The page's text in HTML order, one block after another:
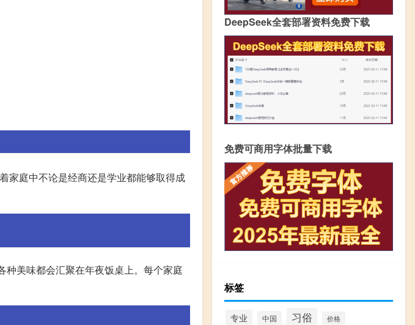
着家庭中不论是经商还是学业都能够取得成
美味都会汇聚在年夜饭桌上。每个家庭
DeepSeek全套部署资料免费下载
免费可商用字体批量下载
标签
专业 中国 习俗 价格